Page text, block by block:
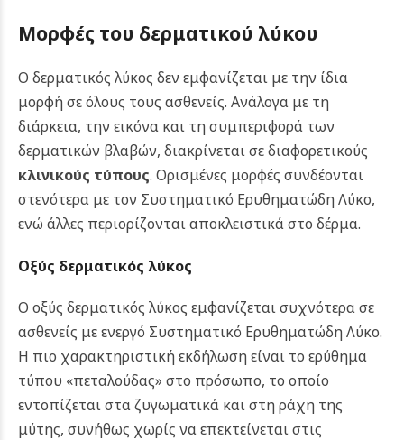
Μορφές του δερματικού λύκου
Ο δερματικός λύκος δεν εμφανίζεται με την ίδια
μορφή σε όλους τους ασθενείς. Ανάλογα με τη
διάρκεια, την εικόνα και τη συμπεριφορά των
δερματικών βλαβών, διακρίνεται σε διαφορετικούς
κλινικούς τύπους. Ορισμένες μορφές συνδέονται
στενότερα με τον Συστηματικό Ερυθηματώδη Λύκο,
ενώ άλλες περιορίζονται αποκλειστικά στο δέρμα.
Οξύς δερματικός λύκος
Ο οξύς δερματικός λύκος εμφανίζεται συχνότερα σε
ασθενείς με ενεργό Συστηματικό Ερυθηματώδη Λύκο.
Η πιο χαρακτηριστική εκδήλωση είναι το ερύθημα
τύπου «πεταλούδας» στο πρόσωπο, το οποίο
εντοπίζεται στα ζυγωματικά και στη ράχη της
μύτης, συνήθως χωρίς να επεκτείνεται στις